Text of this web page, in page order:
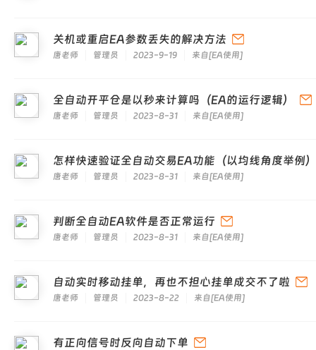
关机或重启EA参数丢失的解决方法
唐老师 管理员 2023-9-19 来自[EA使用]
全自动开平仓是以秒来计算吗（EA的运行逻辑）
唐老师 管理员 2023-8-31 来自[EA使用]
怎样快速验证全自动交易EA功能（以均线角度举例）
唐老师 管理员 2023-8-31 来自[EA使用]
判断全自动EA软件是否正常运行
唐老师 管理员 2023-8-31 来自[EA使用]
自动实时移动挂单，再也不担心挂单成交不了啦
唐老师 管理员 2023-8-22 来自[EA使用]
有正向信号时反向自动下单